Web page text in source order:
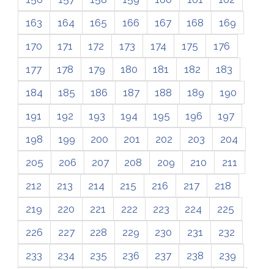
163
164 165 166 167 168
169
170
171 172 173 174 175
176
177
178 179 180 181 182
183
184
185 186 187 188 189
190
191
192 193 194 195 196
197
198
199 200 201 202 203
204
205
206 207 208 209 210
211
212
213 214 215 216 217
218
219
220 221 222 223 224
225
226
227 228 229 230 231
232
233
234 235 236 237 238
239